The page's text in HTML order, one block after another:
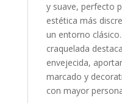
y suave, perfecto
estética más
un entorno
craquelada
envejecida,
marcado y
con mayor